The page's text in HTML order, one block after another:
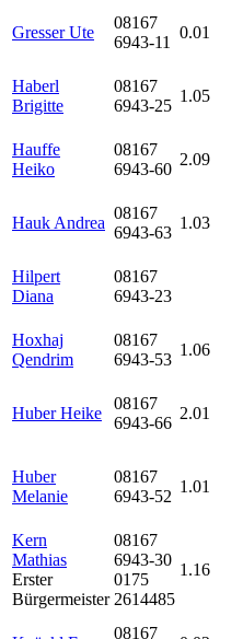
Gresser Ute
08167
6943-11
0.01
Haberl
Brigitte
08167
6943-25
1.05
Hauffe
Heiko
08167
6943-60
2.09
Hauk Andrea
08167
6943-63
1.03
Hilpert
Diana
08167
6943-23
Hoxhaj
Qendrim
08167
6943-53
1.06
Huber Heike
08167
6943-66
2.01
Huber
Melanie
08167
6943-52
1.01
Kern
Mathias
Erster
Bürgermeister
08167
6943-30
0175
2614485
1.16
08167